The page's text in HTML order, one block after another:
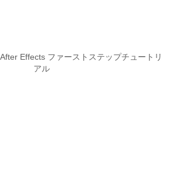
Effects ファーストステップチュートリ
アル